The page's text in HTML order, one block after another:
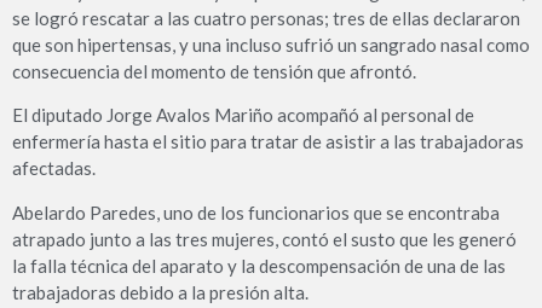
se logró rescatar a las cuatro personas; tres de ellas declararon
que son hipertensas, y una incluso sufrió un sangrado nasal como
consecuencia del momento de tensión que afrontó.
El diputado Jorge Avalos Mariño acompañó al personal de
enfermería hasta el sitio para tratar de asistir a las trabajadoras
afectadas.
Abelardo Paredes, uno de los funcionarios que se encontraba
atrapado junto a las tres mujeres, contó el susto que les generó
la falla técnica del aparato y la descompensación de una de las
trabajadoras debido a la presión alta.